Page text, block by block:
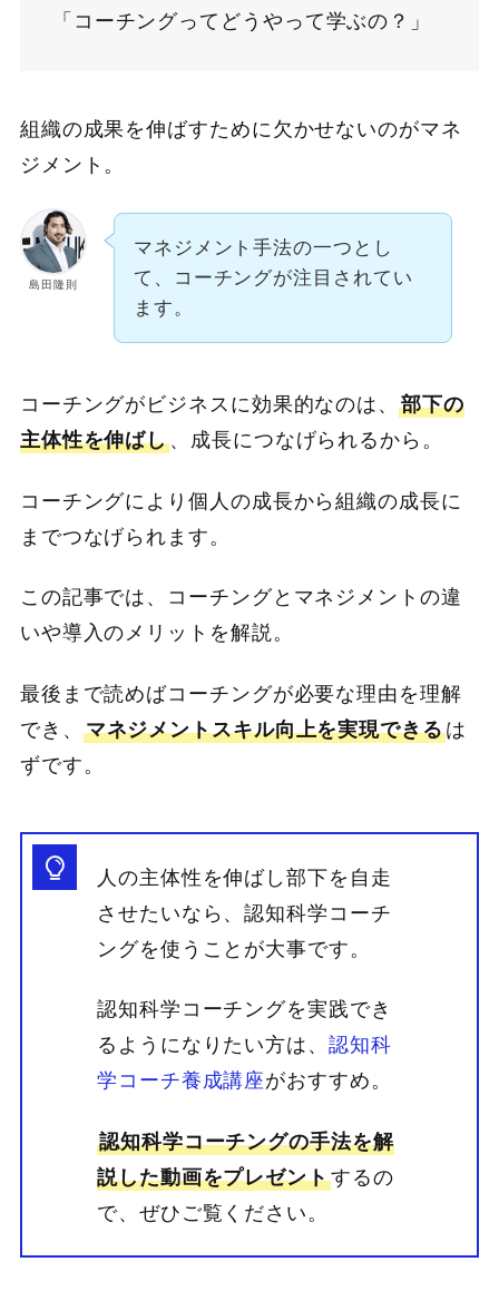
「コーチングってどうやって学ぶの？」
組織の成果を伸ばすために欠かせないのがマネ
ジメント。
島田隆則
マネジメント手法の一つとし
て、コーチングが注目されてい
ます。
コーチングがビジネスに効果的なのは、部下の
主体性を伸ばし、成長につなげられるから。
コーチングにより個人の成長から組織の成長に
までつなげられます。
この記事では、コーチングとマネジメントの違
いや導入のメリットを解説。
最後まで読めばコーチングが必要な理由を理解
でき、 マネジメントスキル向上を実現できるは
ずです。
人の主体性を伸ばし部下を自走
させたいなら、認知科学コーチ
ングを使うことが大事です。
認知科学コーチングを実践でき
るようになりたい方は、 認知科
学コーチ養成講座がおすすめ。
認知科学コーチングの手法を解
説した動画をプレゼントするの
で、ぜひご覧ください。